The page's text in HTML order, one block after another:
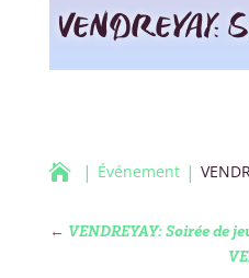
VENDREYAY:
 Événement
← VENDREYAY: Soirée de